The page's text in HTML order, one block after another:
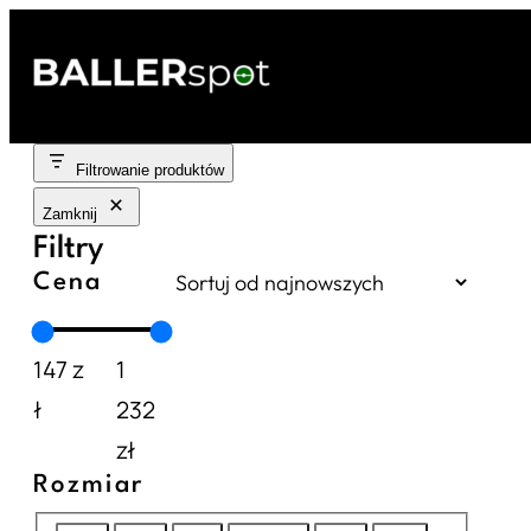
do
Filtrowanie produktów
Zamknij
Filtry
Cena
147 z
ł
1
232
zł
Rozmiar